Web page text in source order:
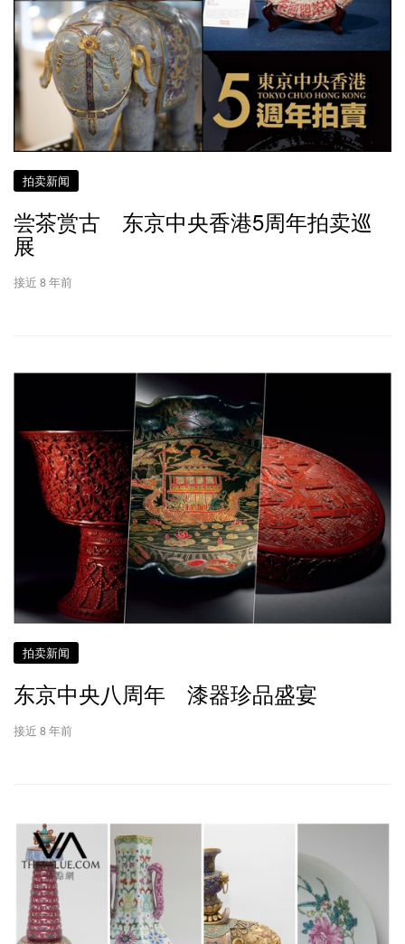
拍卖新闻
尝茶赏古 东京中央香港5周年拍卖巡
展
接近 8 年前
拍卖新闻
东京中央八周年 漆器珍品盛宴
接近 8 年前